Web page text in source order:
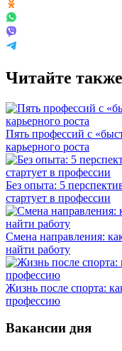
Читайте также
Пять профессий с
карьерного роста
Без опыта: 5
стартует в профессии
Смена направления:
найти работу
Жизнь после спорта:
профессию
Вакансии дня